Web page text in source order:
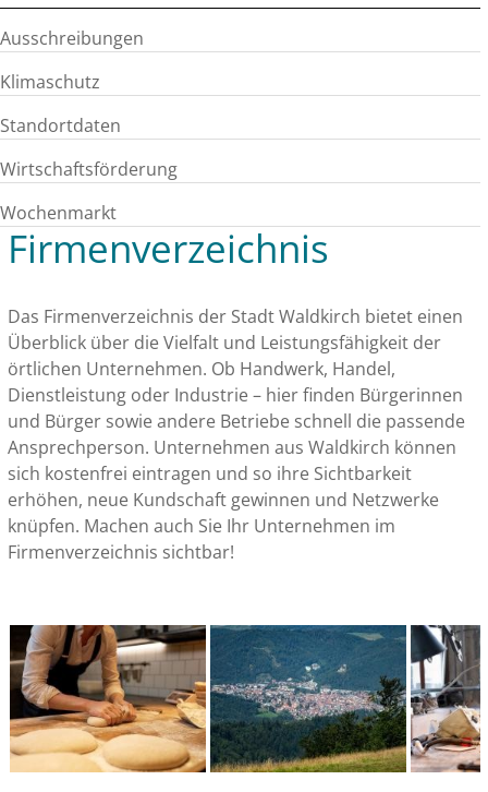
Ausschreibungen
Klimaschutz
Standortdaten
Wirtschaftsförderung
Wochenmarkt
Firmenverzeichnis
Das Firmenverzeichnis der Stadt Waldkirch bietet einen
Überblick über die Vielfalt und Leistungsfähigkeit der
örtlichen Unternehmen. Ob Handwerk, Handel,
Dienstleistung oder Industrie – hier finden Bürgerinnen
und Bürger sowie andere Betriebe schnell die passende
Ansprechperson. Unternehmen aus Waldkirch können
sich kostenfrei eintragen und so ihre Sichtbarkeit
erhöhen, neue Kundschaft gewinnen und Netzwerke
knüpfen. Machen auch Sie Ihr Unternehmen im
Firmenverzeichnis sichtbar!